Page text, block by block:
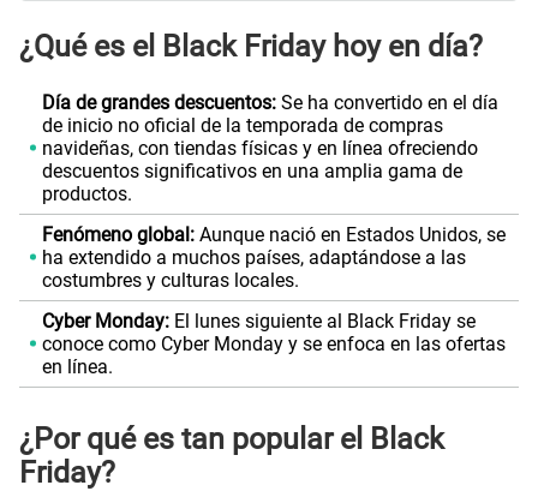
¿Qué es el Black Friday hoy en día?
Día de grandes descuentos:Se ha convertido en el día
de inicio no oficial de la temporada de compras
navideñas, con tiendas físicas y en línea ofreciendo
descuentos significativos en una amplia gama de
productos.
Fenómeno global:Aunque nació en Estados Unidos, se
ha extendido a muchos países, adaptándose a las
costumbres y culturas locales.
Cyber Monday:El lunes siguiente al Black Friday se
conoce como Cyber Monday y se enfoca en las ofertas
en línea.
¿Por qué es tan popular el Black
Friday?